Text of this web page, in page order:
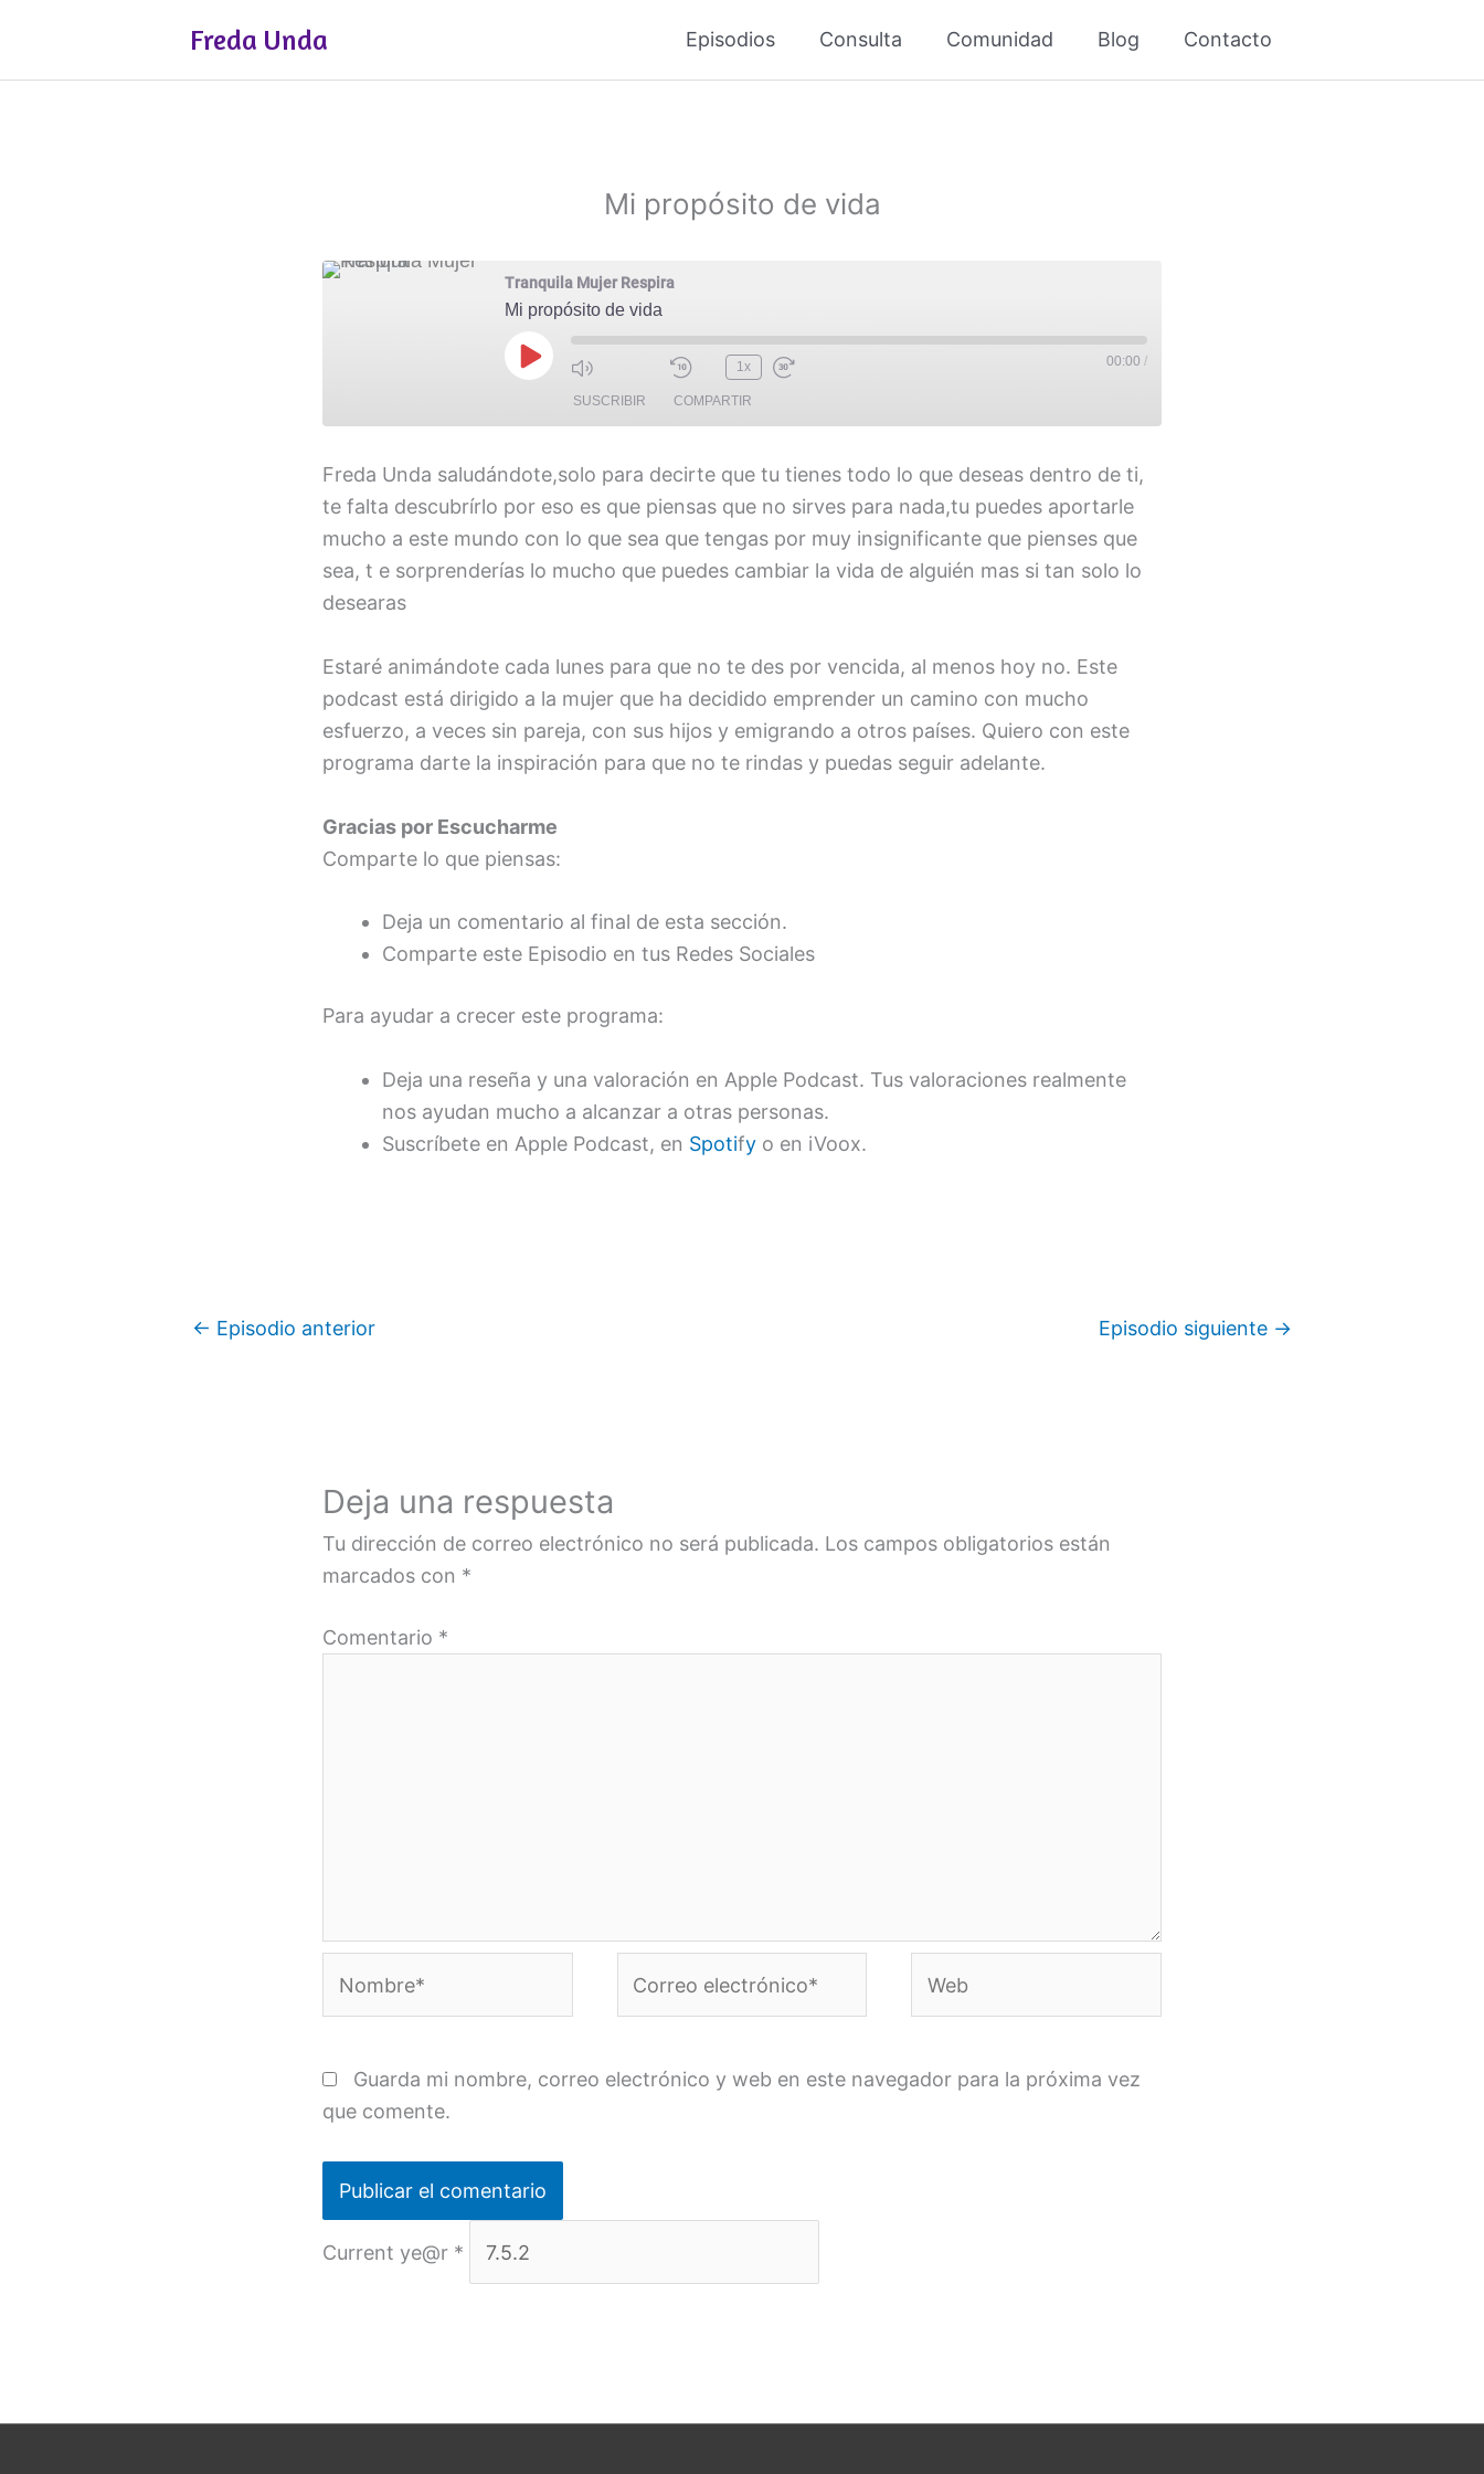
contenido
Freda Unda Episodios Consulta Comunidad Blog Contacto
Mi propósito de vida
Tranquila Mujer Respira
Mi propósito de vida
Reproducir
episodio
1x 00:00 /
SUSCRIBIR COMPARTIR
FEED RSS
COMPART
IR
ENLACE
R
Freda Unda saludándote,solo para decirte que tu tienes todo lo que deseas dentro de ti,
te falta descubrírlo por eso es que piensas que no sirves para nada,tu puedes aportarle
mucho a este mundo con lo que sea que tengas por muy insignificante que pienses que
sea, t e sorprenderías lo mucho que puedes cambiar la vida de alguién mas si tan solo lo
desearas
Estaré animándote cada lunes para que no te des por vencida, al menos hoy no. Este
podcast está dirigido a la mujer que ha decidido emprender un camino con mucho
esfuerzo, a veces sin pareja, con sus hijos y emigrando a otros países. Quiero con este
programa darte la inspiración para que no te rindas y puedas seguir adelante.
Gracias por Escucharme
Comparte lo que piensas:
Deja un comentario al final de esta sección.
Comparte este Episodio en tus Redes Sociales
Para ayudar a crecer este programa:
Deja una reseña y una valoración en Apple Podcast. Tus valoraciones realmente
nos ayudan mucho a alcanzar a otras personas.
Suscríbete en Apple Podcast, en Spotify o en iVoox.
← Episodio anterior Episodio siguiente →
Deja una respuesta
Tu dirección de correo electrónico no será publicada. Los campos obligatorios están
marcados con *
Comentario *
electrónico*
Guarda mi nombre, correo electrónico y web en este navegador para la próxima vez
que comente.
Current ye@r *